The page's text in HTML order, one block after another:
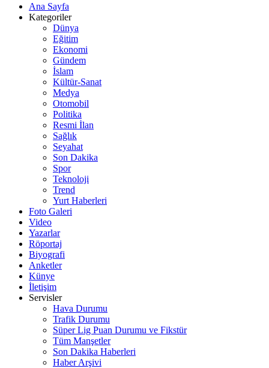
Ana Sayfa
Kategoriler
Dünya
Eğitim
Ekonomi
Gündem
İslam
Kültür-Sanat
Medya
Otomobil
Politika
Resmi İlan
Sağlık
Seyahat
Son Dakika
Spor
Teknoloji
Trend
Yurt Haberleri
Foto Galeri
Video
Yazarlar
Röportaj
Biyografi
Anketler
Künye
İletişim
Servisler
Hava Durumu
Trafik Durumu
Süper Lig Puan Durumu ve Fikstür
Tüm Manşetler
Son Dakika Haberleri
Haber Arşivi